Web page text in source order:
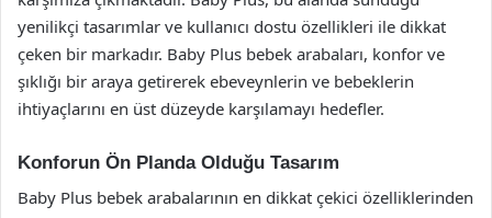
yenilikçi tasarımlar ve kullanıcı dostu özellikleri ile dikkat
çeken bir markadır. Baby Plus bebek arabaları, konfor ve
şıklığı bir araya getirerek ebeveynlerin ve bebeklerin
ihtiyaçlarını en üst düzeyde karşılamayı hedefler.
Konforun Ön Planda Olduğu Tasarım
Baby Plus bebek arabalarının en dikkat çekici özelliklerinden